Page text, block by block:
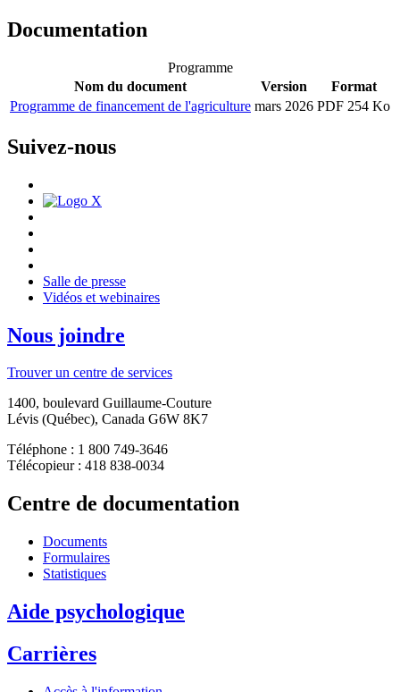
Documentation
Programme
Nom du document
Version
Format
Programme de financement de l'agriculture mars 2026 PDF 254 Ko
Suivez-nous
Salle de presse
Vidéos et webinaires
Nous joindre
Trouver un centre de services
1400, boulevard Guillaume-Couture
Lévis (Québec), Canada G6W 8K7
Téléphone : 1 800 749-3646
Télécopieur : 418 838-0034
Centre de documentation
Documents
Formulaires
Statistiques
Aide psychologique
Carrières